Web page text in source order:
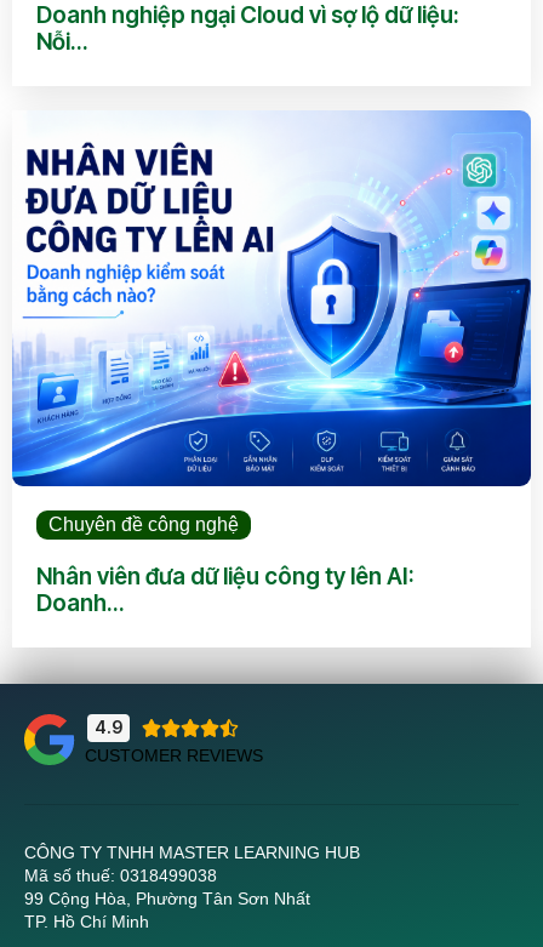
Doanh nghiệp ngại Cloud vì sợ lộ dữ liệu:
Nỗi...
Chuyên đề công nghệ
Nhân viên đưa dữ liệu công ty lên AI:
Doanh...
4.9 
CUSTOMER REVIEWS
CÔNG TY TNHH MASTER LEARNING HUB
Mã số thuế: 0318499038
99 Cộng Hòa, Phường Tân Sơn Nhất
TP. Hồ Chí Minh